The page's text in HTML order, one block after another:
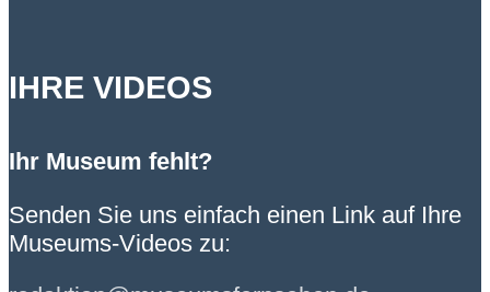
IHRE VIDEOS
Ihr Museum fehlt?
Senden Sie uns einfach einen Link auf Ihre
Museums-Videos zu: